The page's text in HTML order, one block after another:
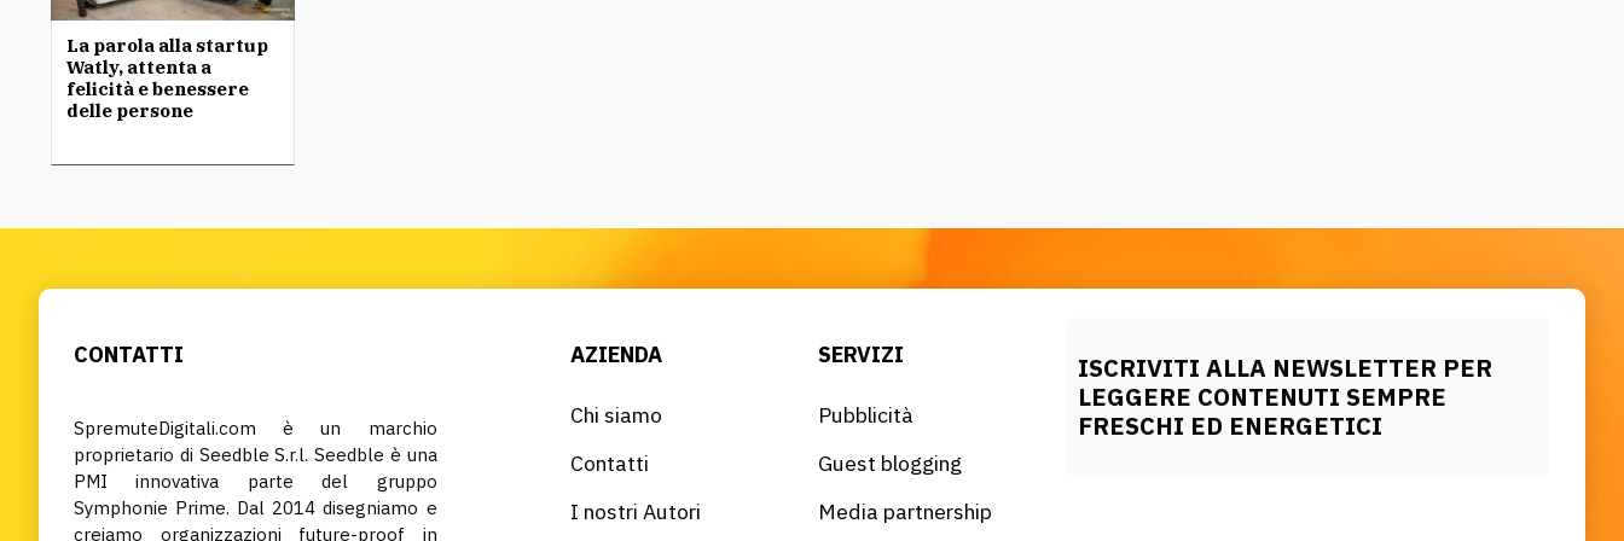
La parola alla startup
Watly, attenta a
felicità e benessere
delle persone
CONTATTI
SpremuteDigitali.com è un marchio
proprietario di Seedble S.r.l. Seedble è una
PMI innovativa parte del gruppo
Symphonie Prime. Dal 2014 disegniamo e
creiamo organizzazioni future-proof in
AZIENDA
Chi siamo
Contatti
I nostri Autori
SERVIZI
Pubblicità
Guest blogging
Media partnership
ISCRIVITI ALLA NEWSLETTER PER
LEGGERE CONTENUTI SEMPRE
FRESCHI ED ENERGETICI